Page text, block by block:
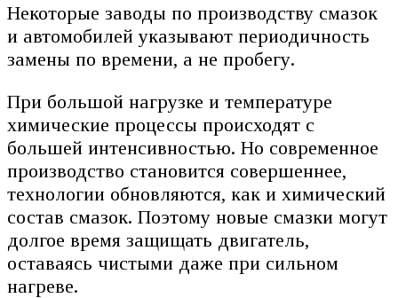
Некоторые заводы по производству смазок
и автомобилей указывают периодичность
замены по времени, а не пробегу.
При большой нагрузке и температуре
химические процессы происходят с
большей интенсивностью. Но современное
производство становится совершеннее,
технологии обновляются, как и химический
состав смазок. Поэтому новые смазки могут
долгое время защищать двигатель,
оставаясь чистыми даже при сильном
нагреве.